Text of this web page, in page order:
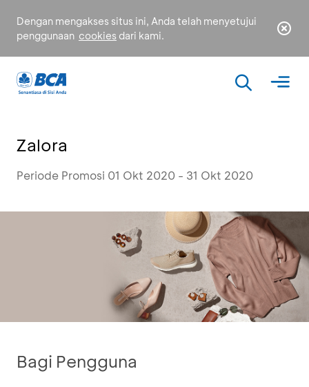
Dengan mengakses situs ini, Anda telah menyetujui
penggunaan cookies dari kami.
Zalora
Periode Promosi 01 Okt 2020 - 31 Okt 2020
Bagi Pengguna